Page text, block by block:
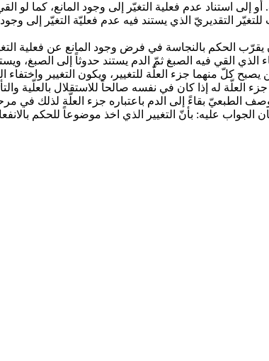
إلى استناد عدم فعلية التغيّر إلى وجود المانع، كما لو
التقديريّ الذي يستند فيه عدم فعليّة التغيّر
الحكم بالنجاسة في فرض وجود المانع عن فعلية
الذي القي فيه الصبغ ثمّ الدم يستند حدوثاً إلى الصبغ،
يصبح كلّ منهما جزء العلّة للتغيير، ويكون التغيير
العلّة له إذا كان في نفسه صالحاً للاستقلال بالعلّية
الطبعيّ بقاءً إلى الدم باعتباره جزء العلّة لذلك في
الجواب عليه: بأنّ التغيير الذي اخذ موضوعاً للحكم